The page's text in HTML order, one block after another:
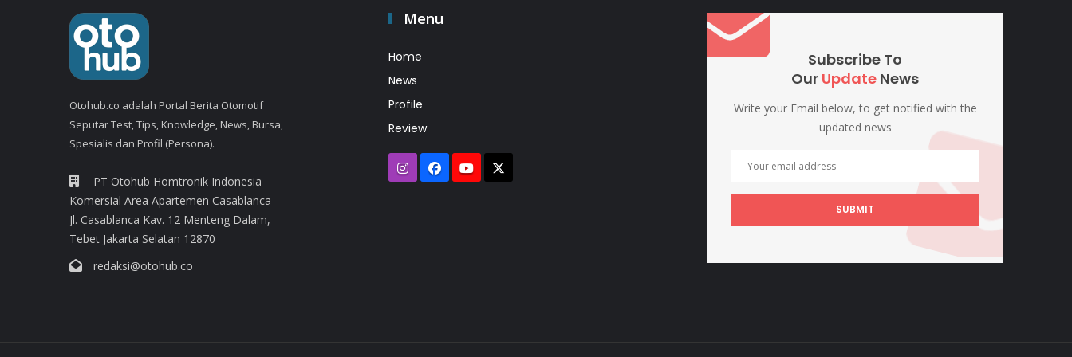
Otohub.co adalah Portal Berita Otomotif
Seputar Test, Tips, Knowledge, News, Bursa,
Spesialis dan Profil (Persona).
PT Otohub Homtronik Indonesia
Komersial Area Apartemen Casablanca
Jl. Casablanca Kav. 12 Menteng Dalam,
Tebet Jakarta Selatan 12870
redaksi@otohub.co
Menu
Home
News
Profile
Review
Subscribe To
Our Update News
Write your Email below, to get notified with the
updated news
SUBMIT